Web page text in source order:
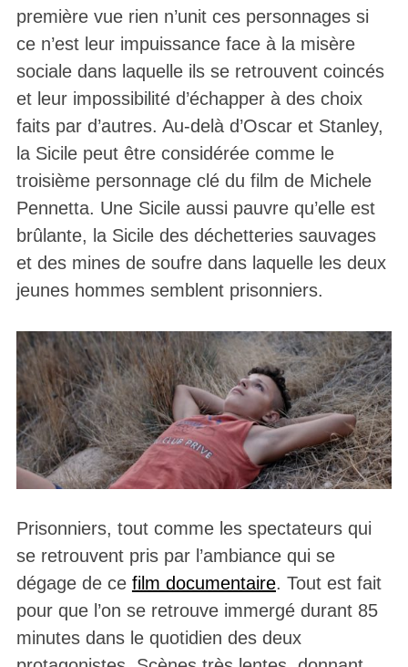
première vue rien n’unit ces personnages si
ce n’est leur impuissance face à la misère
sociale dans laquelle ils se retrouvent coincés
et leur impossibilité d’échapper à des choix
faits par d’autres. Au-delà d’Oscar et Stanley,
la Sicile peut être considérée comme le
troisième personnage clé du film de Michele
Pennetta. Une Sicile aussi pauvre qu’elle est
brûlante, la Sicile des déchetteries sauvages
et des mines de soufre dans laquelle les deux
jeunes hommes semblent prisonniers.
Prisonniers, tout comme les spectateurs qui
se retrouvent pris par l’ambiance qui se
dégage de ce film documentaire. Tout est fait
pour que l’on se retrouve immergé durant 85
minutes dans le quotidien des deux